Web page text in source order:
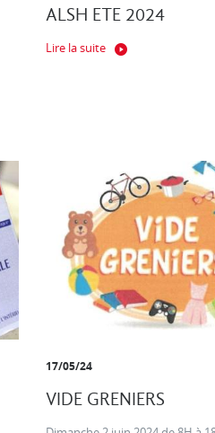
ALSH ETE 2024
Lire la suite
17/05/24
VIDE GRENIERS